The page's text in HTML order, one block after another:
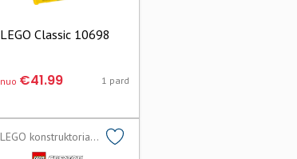
LEGO Classic 10698
nuo €41.99 1 pard
LEGO konstruktoriai lego